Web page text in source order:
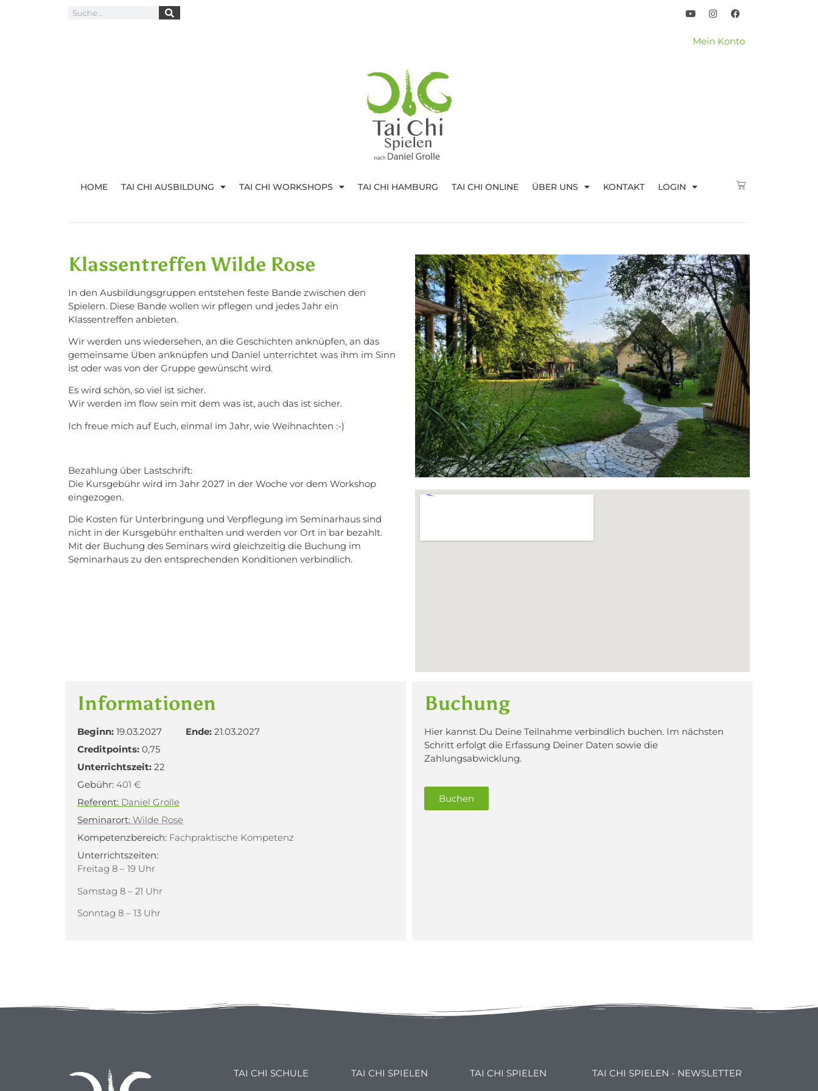
Mein Konto
HOME TAI CHI AUSBILDUNG TAI CHI WORKSHOPS TAI CHI HAMBURG TAI CHI ONLINE ÜBER UNS KONTAKT LOGIN
Klassentreffen Wilde Rose
In den Ausbildungsgruppen entstehen feste Bande zwischen den
Spielern. Diese Bande wollen wir pflegen und jedes Jahr ein
Klassentreffen anbieten.
Wir werden uns wiedersehen, an die Geschichten anknüpfen, an das
gemeinsame Üben anknüpfen und Daniel unterrichtet was ihm im Sinn
ist oder was von der Gruppe gewünscht wird.
Es wird schön, so viel ist sicher.
Wir werden im flow sein mit dem was ist, auch das ist sicher.
Ich freue mich auf Euch, einmal im Jahr, wie Weihnachten :-)
Bezahlung über Lastschrift:
Die Kursgebühr wird im Jahr 2027 in der Woche vor dem Workshop
eingezogen.
Die Kosten für Unterbringung und Verpflegung im Seminarhaus sind
nicht in der Kursgebühr enthalten und werden vor Ort in bar bezahlt.
Mit der Buchung des Seminars wird gleichzeitig die Buchung im
Seminarhaus zu den entsprechenden Konditionen verbindlich.
Informationen
Beginn: 19.03.2027 Ende: 21.03.2027
Creditpoints: 0,75
Unterrichtszeit: 22
Gebühr: 401 €
Referent: Daniel Grolle
Seminarort: Wilde Rose
Kompetenzbereich: Fachpraktische Kompetenz
Unterrichtszeiten:
Freitag 8 – 19 Uhr
Samstag 8 – 21 Uhr
Sonntag 8 – 13 Uhr
Buchung
Hier kannst Du Deine Teilnahme verbindlich buchen. Im nächsten
Schritt erfolgt die Erfassung Deiner Daten sowie die
Zahlungsabwicklung.
Buchen
TAI CHI SCHULE TAI CHI SPIELEN TAI CHI SPIELEN
TAI CHI SPIELEN - NEWSLETTER